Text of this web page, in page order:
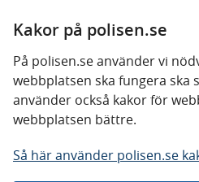
Kakor på polisen.se
På polisen.se använder vi
webbplatsen ska fungera ska
använder också kakor för
webbplatsen bättre.
Så här använder polisen.se